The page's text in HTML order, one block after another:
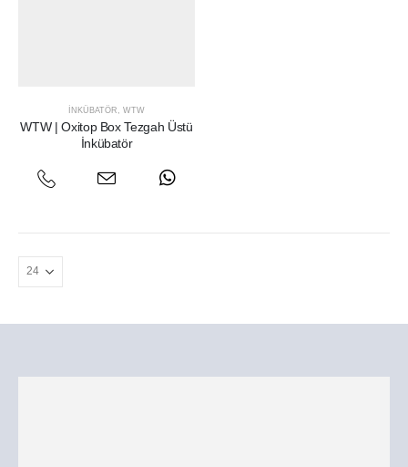
İNKÜBATÖR , WTW
WTW | Oxitop Box Tezgah Üstü
İnkübatör